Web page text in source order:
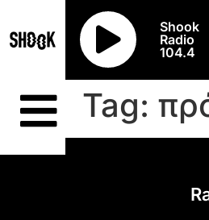
Shook
Radio
104.4
Tag: